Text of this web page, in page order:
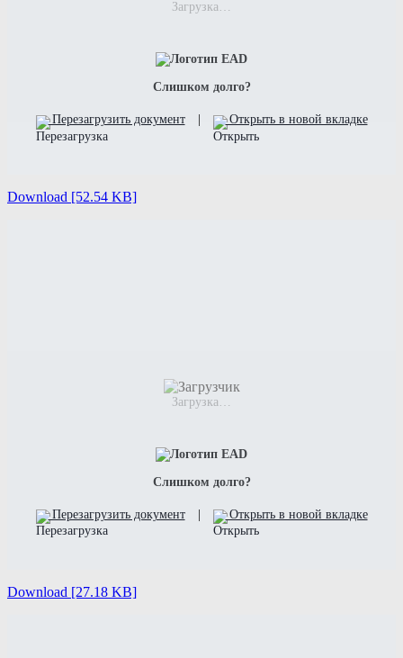
Загрузка…
Слишком долго?
Перезагрузить документ Открыть в новой вкладке
Download [52.54 KB]
Загрузка…
Слишком долго?
Перезагрузить документ | Открыть в новой вкладке
Download [27.18 KB]